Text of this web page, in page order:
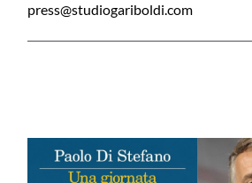
press@studiogariboldi.com